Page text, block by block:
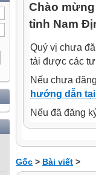
Chào
tỉnh Nam
Quý vị chưa
tải được các
Nếu chưa
hướng dẫn
Nếu đã đăng
Gốc > Bài viết >